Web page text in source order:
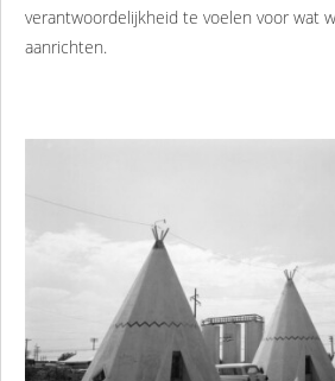
verantwoordelijkheid te voelen voor wat
aanrichten.